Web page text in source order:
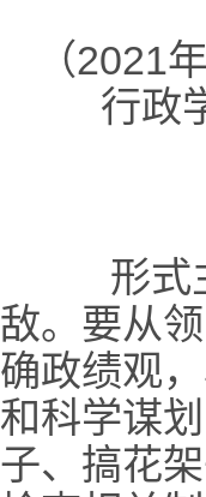
（2021
行政
形式主
敌。要从
确政绩观
和科学谋
子、搞花